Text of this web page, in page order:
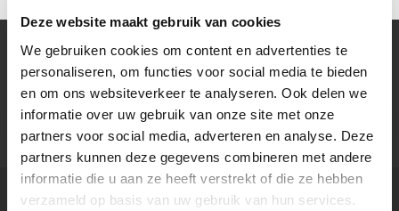
Deze website maakt gebruik van cookies
We gebruiken cookies om content en advertenties te
personaliseren, om functies voor social media te bieden
en om ons websiteverkeer te analyseren. Ook delen we
informatie over uw gebruik van onze site met onze
partners voor social media, adverteren en analyse. Deze
partners kunnen deze gegevens combineren met andere
informatie die u aan ze heeft verstrekt of die ze hebben
verzameld op basis van uw gebruik van hun services.
Abonneer je op onze nieuwsbrief
Blijf op de hoogte over onze laatste acties